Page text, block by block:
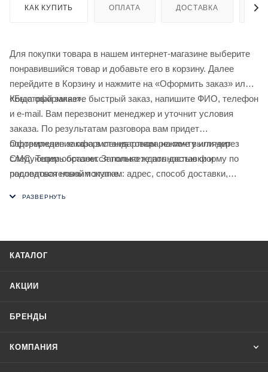
КАК КУПИТЬ ОПЛАТА ДОСТАВКА
Для покупки товара в нашем интернет-магазине выберите
понравившийся товар и добавьте его в корзину. Далее
перейдите в Корзину и нажмите на «Оформить заказ» или
«Быстрый заказ».
Когда оформляете быстрый заказ, напишите ФИО, телефон
и e-mail. Вам перезвонит менеджер и уточнит условия
заказа. По результатам разговора вам придет
подтверждение оформления товара на почту или через
СМС. Теперь останется только ждать доставки и
радоваться новой покупке.
Оформление заказа в стандартном режиме выглядит
следующим образом. Заполняете полностью форму по
последовательным этапам: адрес, способ доставки,
КАТАЛОГ
АКЦИИ
БРЕНДЫ
КОМПАНИЯ